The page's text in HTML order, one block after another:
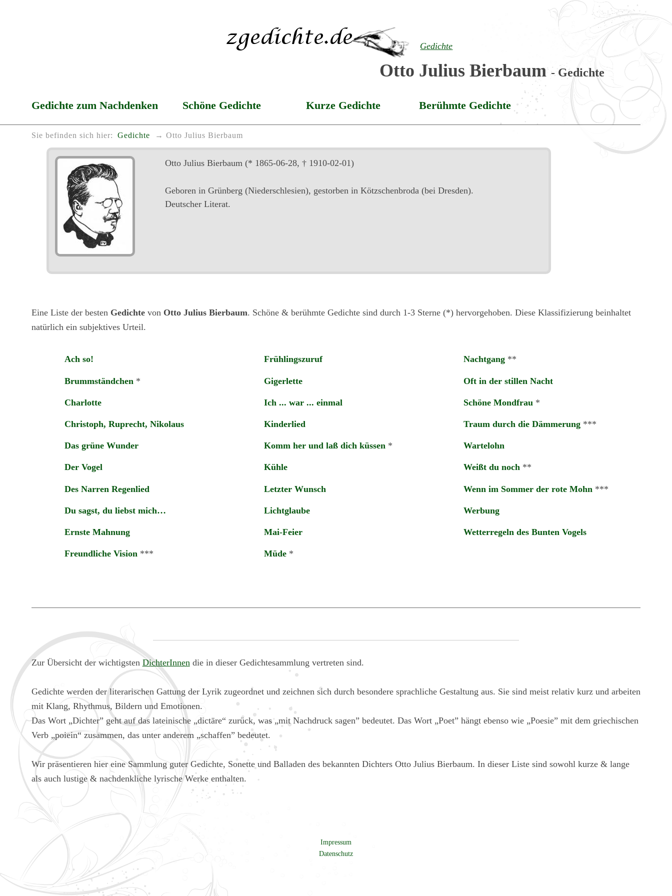
Gedichte
Otto Julius Bierbaum- Gedichte
Gedichte zum Nachdenken Schöne Gedichte Kurze Gedichte Berühmte Gedichte
Sie befinden sich hier: Gedichte Otto Julius Bierbaum
Otto Julius Bierbaum (* 1865-06-28, † 1910-02-01)
Geboren in Grünberg (Niederschlesien), gestorben in Kötzschenbroda (bei Dresden).
Deutscher Literat.
Eine Liste der besten Gedichtevon Otto Julius Bierbaum. Schöne & berühmte Gedichte sind durch 1-3 Sterne (*) hervorgehoben. Diese Klassifizierung beinhaltet
natürlich ein subjektives Urteil.
Ach so!
Brummständchen *
Charlotte
Christoph, Ruprecht, Nikolaus
Das grüne Wunder
Der Vogel
Des Narren Regenlied
Du sagst, du liebst mich…
Ernste Mahnung
Freundliche Vision***
Frühlingszuruf
Gigerlette
Ich ... war ... einmal
Kinderlied
Komm her und laß dich küssen *
Kühle
Letzter Wunsch
Lichtglaube
Mai-Feier
Müde *
Nachtgang **
Oft in der stillen Nacht
Schöne Mondfrau *
Traum durch die Dämmerung ***
Wartelohn
Weißt du noch **
Wenn im Sommer der rote Mohn ***
Werbung
Wetterregeln des Bunten Vogels
Zur Übersicht der wichtigsten DichterInnen die in dieser Gedichtesammlung vertreten sind.
Gedichte werden der literarischen Gattung der Lyrik zugeordnet und zeichnen sich durch besondere sprachliche Gestaltung aus. Sie sind meist relativ kurz und arbeiten
mit Klang, Rhythmus, Bildern und Emotionen.
Das Wort „Dichter” geht auf das lateinische „dictāre“ zurück, was „mit Nachdruck sagen” bedeutet. Das Wort „Poet” hängt ebenso wie „Poesie” mit dem griechischen
Verb „poiein“ zusammen, das unter anderem „schaffen” bedeutet.
Wir präsentieren hier eine Sammlung guter Gedichte, Sonette und Balladen des bekannten Dichters Otto Julius Bierbaum. In dieser Liste sind sowohl kurze & lange
als auch lustige & nachdenkliche lyrische Werke enthalten.
Impressum
Datenschutz